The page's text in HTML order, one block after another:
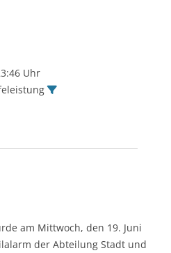
Uhr
am Mittwoch, den 19. Juni
der Abteilung Stadt und